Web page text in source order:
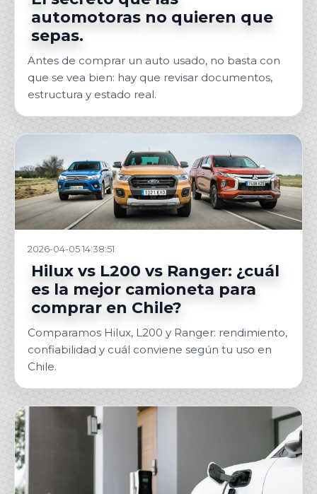
automotoras no quieren que
sepas.
Antes de comprar un auto usado, no basta con
que se vea bien: hay que revisar documentos,
estructura y estado real.
2026-04-05 14:38:51
Hilux vs L200 vs Ranger: ¿cuál
es la mejor camioneta para
comprar en Chile?
Comparamos Hilux, L200 y Ranger: rendimiento,
confiabilidad y cuál conviene según tu uso en
Chile.